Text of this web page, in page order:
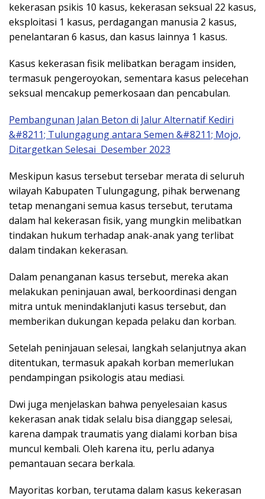
kekerasan psikis 10 kasus, kekerasan seksual 22 kasus,
eksploitasi 1 kasus, perdagangan manusia 2 kasus,
penelantaran 6 kasus, dan kasus lainnya 1 kasus.
Kasus kekerasan fisik melibatkan beragam insiden,
termasuk pengeroyokan, sementara kasus pelecehan
seksual mencakup pemerkosaan dan pencabulan.
Pembangunan Jalan Beton di Jalur Alternatif Kediri
&#8211; Tulungagung antara Semen &#8211; Mojo,
Ditargetkan Selesai Desember 2023
Meskipun kasus tersebut tersebar merata di seluruh
wilayah Kabupaten Tulungagung, pihak berwenang
tetap menangani semua kasus tersebut, terutama
dalam hal kekerasan fisik, yang mungkin melibatkan
tindakan hukum terhadap anak-anak yang terlibat
dalam tindakan kekerasan.
Dalam penanganan kasus tersebut, mereka akan
melakukan peninjauan awal, berkoordinasi dengan
mitra untuk menindaklanjuti kasus tersebut, dan
memberikan dukungan kepada pelaku dan korban.
Setelah peninjauan selesai, langkah selanjutnya akan
ditentukan, termasuk apakah korban memerlukan
pendampingan psikologis atau mediasi.
Dwi juga menjelaskan bahwa penyelesaian kasus
kekerasan anak tidak selalu bisa dianggap selesai,
karena dampak traumatis yang dialami korban bisa
muncul kembali. Oleh karena itu, perlu adanya
pemantauan secara berkala.
Mayoritas korban, terutama dalam kasus kekerasan